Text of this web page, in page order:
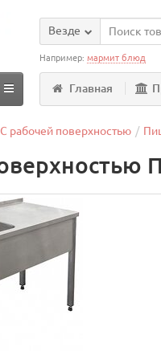
Везде
Например:мармит блюд
Главная
С рабочей поверхностью